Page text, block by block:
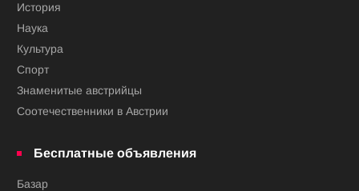
История
Наука
Культура
Спорт
Знаменитые австрийцы
Соотечественники в Австрии
Бесплатные объявления
Базар